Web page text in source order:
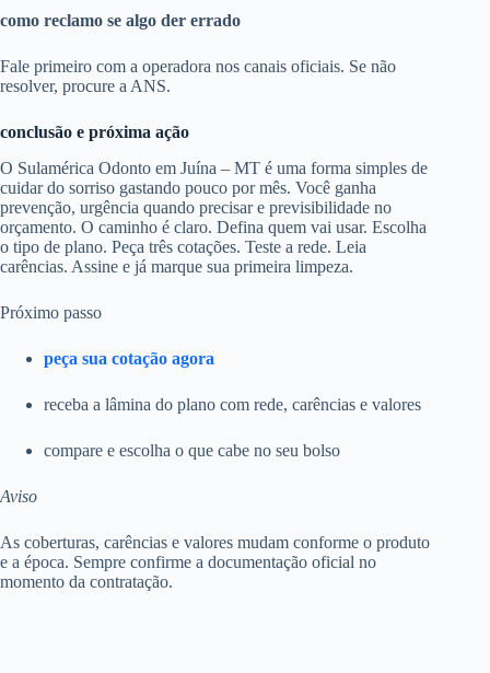
como reclamo se algo der errado
Fale primeiro com a operadora nos canais oficiais. Se não
resolver, procure a ANS.
conclusão e próxima ação
O Sulamérica Odonto em Juína – MT é uma forma simples de
cuidar do sorriso gastando pouco por mês. Você ganha
prevenção, urgência quando precisar e previsibilidade no
orçamento. O caminho é claro. Defina quem vai usar. Escolha
o tipo de plano. Peça três cotações. Teste a rede. Leia
carências. Assine e já marque sua primeira limpeza.
Próximo passo
peça sua cotação agora
receba a lâmina do plano com rede, carências e valores
compare e escolha o que cabe no seu bolso
Aviso
As coberturas, carências e valores mudam conforme o produto
e a época. Sempre confirme a documentação oficial no
momento da contratação.